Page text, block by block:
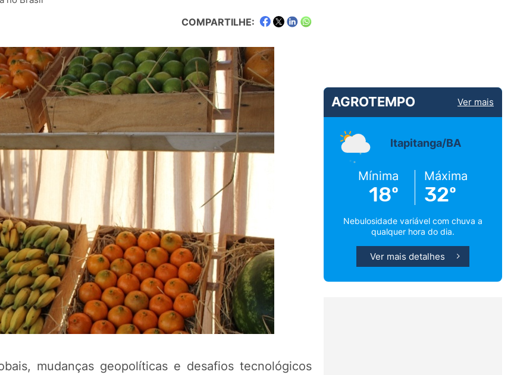
COMPARTILHE:
mudanças geopolíticas e desafios tecnológicos
AGROTEMPO Ver mais
Itapitanga/BA
Mínima
18º
Máxima
32º
Nebulosidade variável com chuva a
qualquer hora do dia.
Ver mais detalhes